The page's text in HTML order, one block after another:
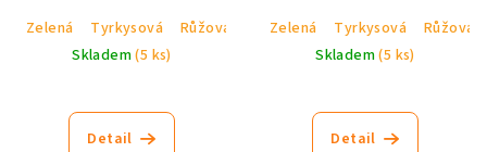
Zelená
Tyrkysová Růžová
Černá
Skladem(5 ks)
hodnocení
produktu
Detail
Zelená
Tyrkysová
Růžová
Skladem(5 ks)
hodnocení
produktu
Detail